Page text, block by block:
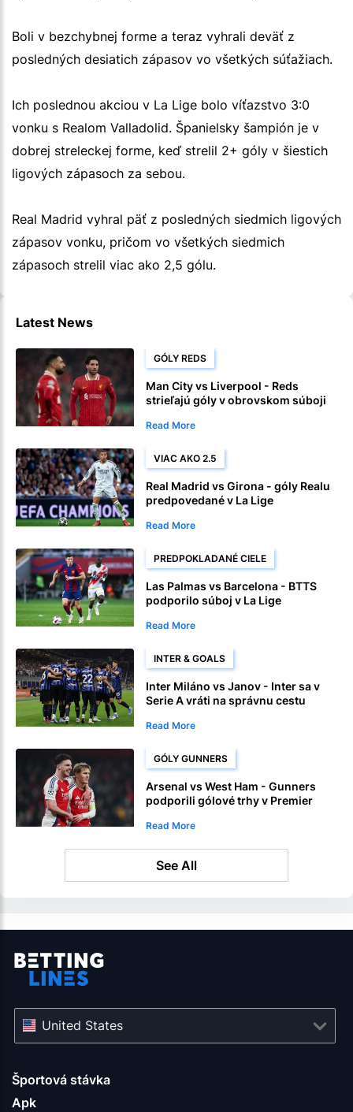
Boli v bezchybnej forme a teraz vyhrali deväť z
posledných desiatich zápasov vo všetkých súťažiach.
Ich poslednou akciou v La Lige bolo víťazstvo 3:0
vonku s Realom Valladolid. Španielsky šampión je v
dobrej streleckej forme, keď strelil 2+ góly v šiestich
ligových zápasoch za sebou.
Real Madrid vyhral päť z posledných siedmich ligových
zápasov vonku, pričom vo všetkých siedmich
zápasoch strelil viac ako 2,5 gólu.
Latest News
GÓLY REDS
Man City vs Liverpool - Reds
strieľajú góly v obrovskom súboji
Read More
VIAC AKO 2.5
Real Madrid vs Girona - góly Realu
predpovedané v La Lige
Read More
PREDPOKLADANÉ CIELE
Las Palmas vs Barcelona - BTTS
podporilo súboj v La Lige
Read More
INTER & GOALS
Inter Miláno vs Janov - Inter sa v
Serie A vráti na správnu cestu
Read More
GÓLY GUNNERS
Arsenal vs West Ham - Gunners
podporili gólové trhy v Premier
Read More
See All
Športová stávka
Apk
United States